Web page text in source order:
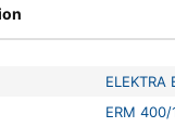
ERM